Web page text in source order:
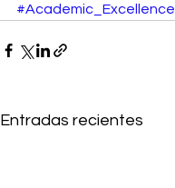
#Academic_Excellence
Entradas recientes